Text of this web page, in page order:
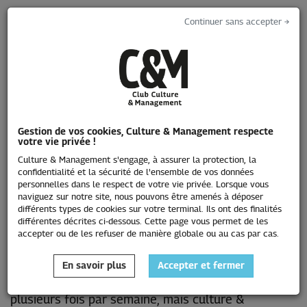
L'emploi
plusieurs fois par semaine, mais culture &
Continuer sans accepter →
Gestion de vos cookies, Culture & Management respecte
votre vie privée !
Culture & Management s'engage, à assurer la protection, la
confidentialité et la sécurité de l'ensemble de vos données
personnelles dans le respect de votre vie privée. Lorsque vous
naviguez sur notre site, nous pouvons être amenés à déposer
différents types de cookies sur votre terminal. Ils ont des finalités
différentes décrites ci-dessous. Cette page vous permet de les
accepter ou de les refuser de manière globale ou au cas par cas.
En savoir plus Accepter et fermer